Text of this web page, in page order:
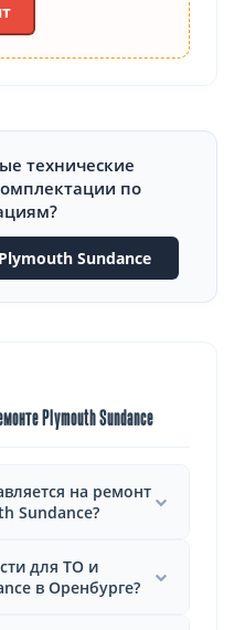
технические
по
Sundance
Plymouth Sundance
на ремонт
Sundance?
для ТО и
в Оренбурге?